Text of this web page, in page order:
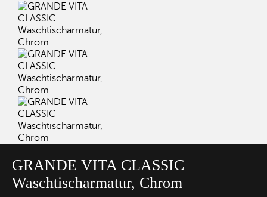
GRANDE VITA CLASSIC
Waschtischarmatur, Chrom